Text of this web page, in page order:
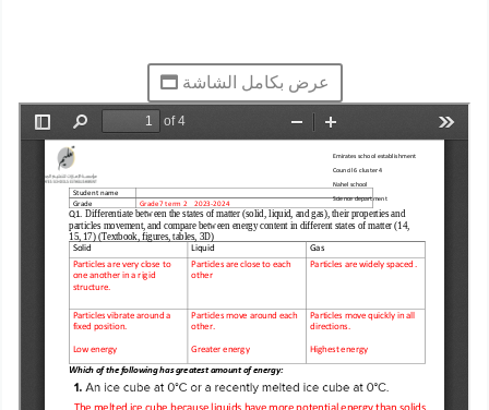
عرض بكامل الشاشة